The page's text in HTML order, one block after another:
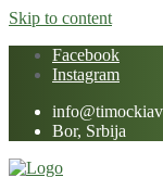
Skip to content
Facebook
Instagram
Bor, Srbija